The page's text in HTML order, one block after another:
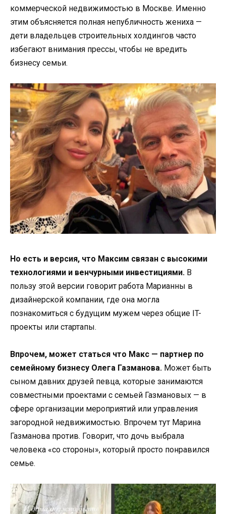
коммерческой недвижимостью в Москве. Именно
этим объясняется полная непубличность жениха —
дети владельцев строительных холдингов часто
избегают внимания прессы, чтобы не вредить
бизнесу семьи.
Но есть и версия, что Максим связан с высокими
технологиями и венчурными инвестициями. В
пользу этой версии говорит работа Марианны в
дизайнерской компании, где она могла
познакомиться с будущим мужем через общие IT-
проекты или стартапы.
Впрочем, может статься что Макс — партнер по
семейному бизнесу Олега Газманова. Может быть
сыном давних друзей певца, которые занимаются
совместными проектами с семьей Газмановых — в
сфере организации мероприятий или управления
загородной недвижимостью. Впрочем тут Марина
Газманова против. Говорит, что дочь выбрала
человека «со стороны», который просто понравился
семье.